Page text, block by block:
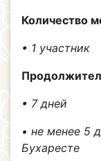
Количество
• 1 участник
• 7 дней
• не менее 5
Бухаресте